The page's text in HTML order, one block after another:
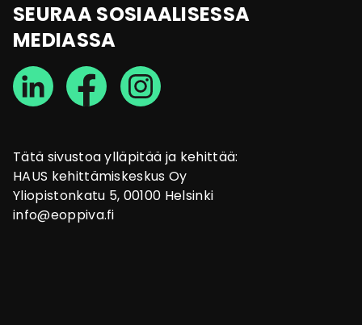
SEURAA SOSIAALISESSA
MEDIASSA
Tätä sivustoa ylläpitää ja kehittää:
HAUS kehittämiskeskus Oy
Yliopistonkatu 5, 00100 Helsinki
info@eoppiva.fi